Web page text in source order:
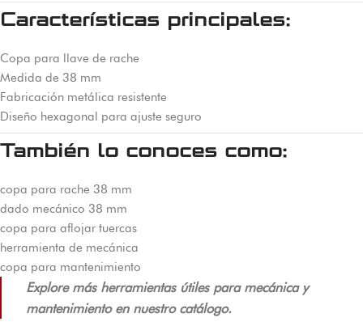
Características principales:
Copa para llave de rache
Medida de 38 mm
Fabricación metálica resistente
Diseño hexagonal para ajuste seguro
También lo conoces como:
copa para rache 38 mm
dado mecánico 38 mm
copa para aflojar tuercas
herramienta de mecánica
copa para mantenimiento
Explore más herramientas útiles para mecánica y
mantenimiento en nuestro catálogo.